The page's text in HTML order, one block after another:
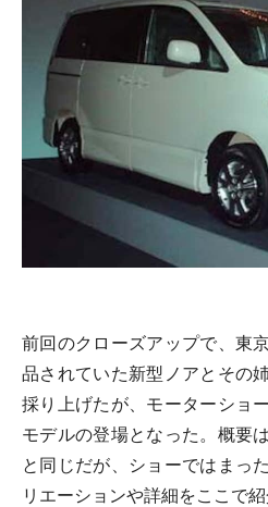
前回のクローズアップで、東
品されていた新型ノアとその
採り上げたが、モーターショ
モデルの登場となった。概要
と同じだが、ショーではまっ
リエーションや詳細をここで紹